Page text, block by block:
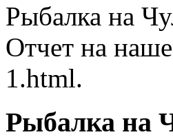
Рыбалка на
Отчет на
1.html.
Рыбалка на